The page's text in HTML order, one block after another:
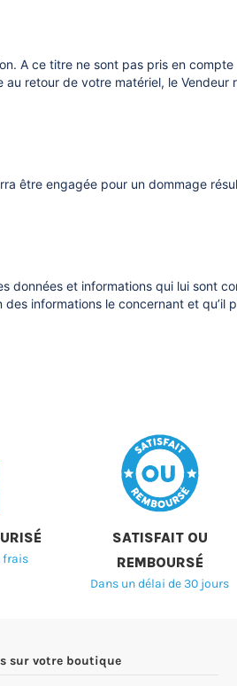
A ce titre ne sont pas pris en
retour de votre matériel, le Vendeur
être engagée pour un dommage
données et informations qui lui sont
informations le concernant et qu’il
frais
SATISFAIT OU
REMBOURSÉ
Dans un délai de 30 jours
sur votre boutique